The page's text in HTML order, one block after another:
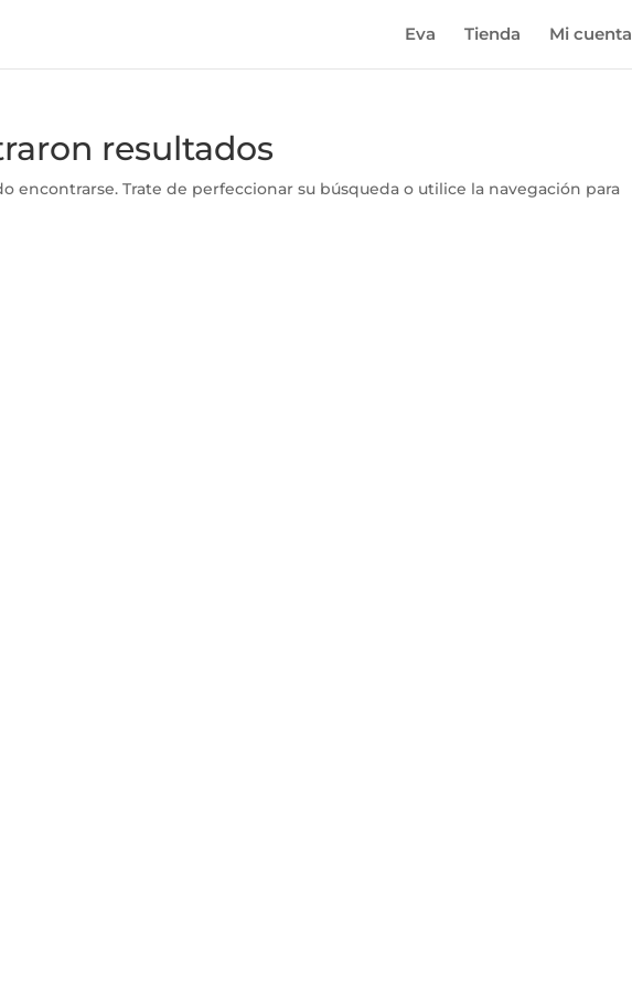
Eva Tienda Mi cuenta
resultados
encontrarse. Trate de perfeccionar su búsqueda o utilice la navegación para